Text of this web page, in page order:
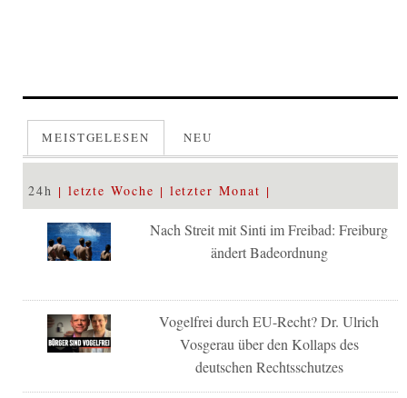
MEISTGELESEN NEU
24h letzte Woche letzter Monat
Nach Streit mit Sinti im Freibad: Freiburg
ändert Badeordnung
Vogelfrei durch EU-Recht? Dr. Ulrich
Vosgerau über den Kollaps des
deutschen Rechtsschutzes